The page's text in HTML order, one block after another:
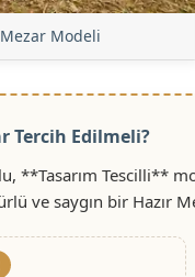
Modeli
Tercih Edilmeli?
Tescilli**
ve saygın bir Hazır